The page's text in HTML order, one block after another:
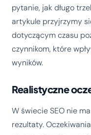
pytanie, jak długo
artykule przyjrzymy
dotyczącym czasu
czynnikom, które
wyników.
Realistyczne
W świecie SEO nie
rezultaty.